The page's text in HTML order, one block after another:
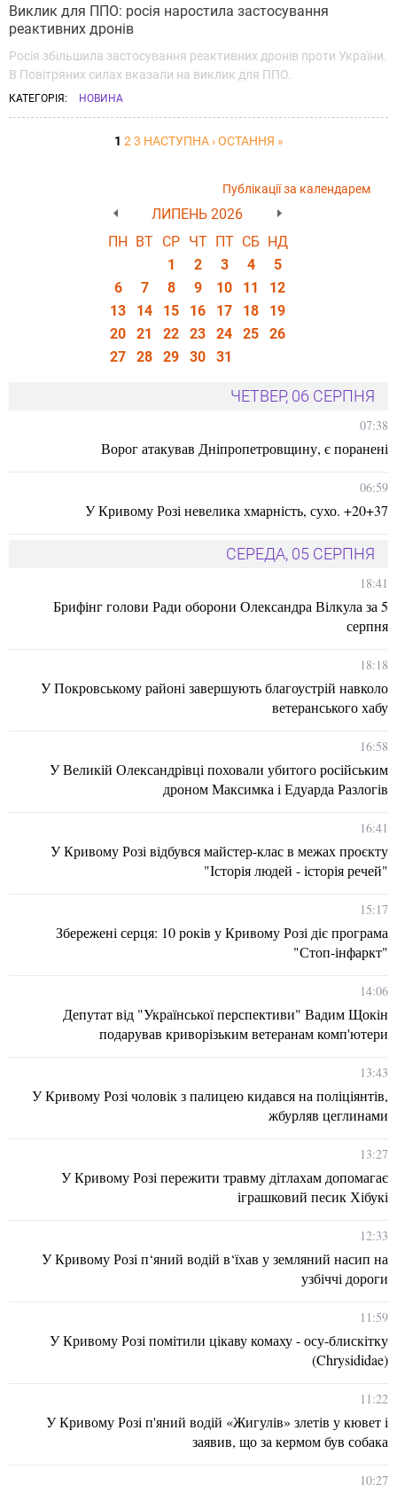
Виклик для ППО: росія наростила застосування
реактивних дронів
Росія збільшила застосування реактивних дронів проти України.
В Повітряних силах вказали на виклик для ППО.
КАТЕГОРІЯ: НОВИНА
1 2 3 НАСТУПНА › ОСТАННЯ »
Публікації за календарем
ЛИПЕНЬ 2026
ПН ВТ СР ЧТ ПТ СБ НД
1
2 3 4
5
6
7 8 9 10 11
12
13
14 15 16 17 18
19
20
21 22 23 24 25
26
27
28 29 30 31
ЧЕТВЕР, 06 СЕРПНЯ
07:38
Ворог атакував Дніпропетровщину, є поранені
06:59
У Кривому Розі невелика хмарність, сухо. +20+37
СЕРЕДА, 05 СЕРПНЯ
18:41
Брифінг голови Ради оборони Олександра Вілкула за 5
серпня
18:18
У Покровському районі завершують благоустрій навколо
ветеранського хабу
16:58
У Великій Олександрівці поховали убитого російським
дроном Максимка і Едуарда Разлогів
16:41
У Кривому Розі відбувся майстер-клас в межах проєкту
"Історія людей - історія речей"
15:17
Збережені серця: 10 років у Кривому Розі діє програма
"Стоп-інфаркт"
14:06
Депутат від "Української перспективи" Вадим Щокін
подарував криворізьким ветеранам комп'ютери
13:43
У Кривому Розі чоловік з палицею кидався на поліціянтів,
жбурляв цеглинами
13:27
У Кривому Розі пережити травму дітлахам допомагає
іграшковий песик Хібукі
12:33
У Кривому Розі п‘яний водій в‘їхав у земляний насип на
узбіччі дороги
11:59
У Кривому Розі помітили цікаву комаху - осу-блискітку
(Chrysididae)
11:22
У Кривому Розі п'яний водій «Жигулів» злетів у кювет і
заявив, що за кермом був собака
10:27